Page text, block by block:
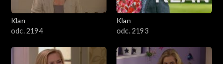
3401–3500
Klan
odc. 2194
Klan
odc. 2193